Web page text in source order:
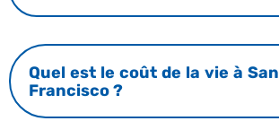
Quel est le coût de la vie à San
Francisco ?